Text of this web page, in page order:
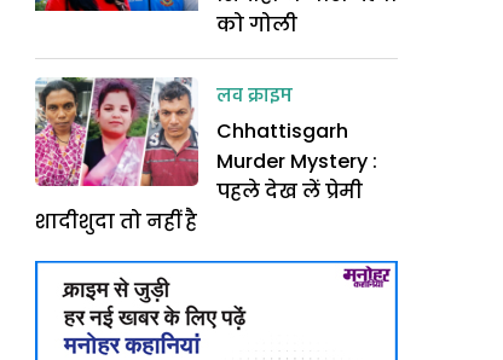
को गोली
लव क्राइम
Chhattisgarh
Murder Mystery :
पहले देख लें प्रेमी
शादीशुदा तो नहीं है